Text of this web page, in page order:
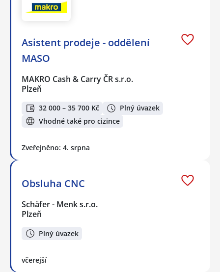
Asistent prodeje - oddělení
MASO
MAKRO Cash & Carry ČR s.r.o.
Plzeň
32 000 – 35 700 Kč
Plný úvazek
Vhodné také pro cizince
Zveřejněno: 4. srpna
Obsluha CNC
Schäfer - Menk s.r.o.
Plzeň
Plný úvazek
včerejší